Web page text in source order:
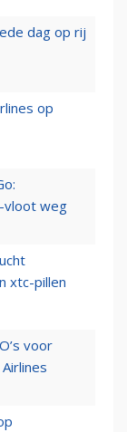
dag op rij
op
vloot weg
xtc-pillen
voor